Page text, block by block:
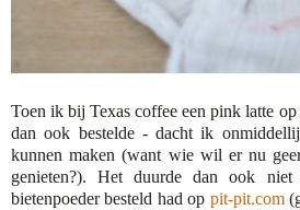
Toen ik bij Texas coffee een pink latte op
dan ook bestelde - dacht ik
kunnen maken (want wie wil er nu
genieten?). Het duurde dan ook
bietenpoeder besteld had op pit-pit.com